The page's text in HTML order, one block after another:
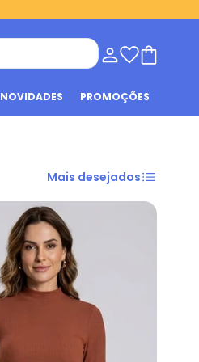
NOVIDADES PROMOÇÕES
Mais desejados